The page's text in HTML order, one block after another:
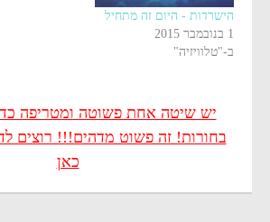
הישרדות - היום זה מתחיל
1 בנובמבר 2015
ב-"טלוויזיה"
יש שיטה אחת פשוטה ומטריפה
בחורות! זה פשוט מדהים!!! רוצים
כאן